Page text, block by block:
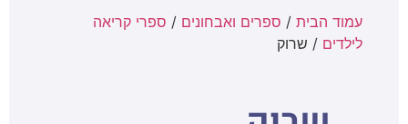
עמוד הבית / ספרים ואבחונים / ספרי קריאה
לילדים / שרוק